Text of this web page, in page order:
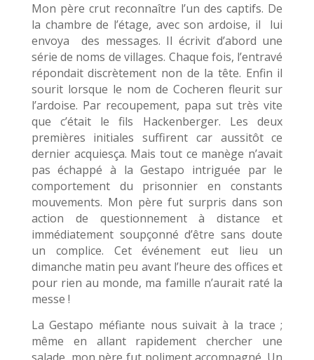
Mon père crut reconnaître l’un des captifs. De
la chambre de l’étage, avec son ardoise, il lui
envoya des messages. Il écrivit d’abord une
série de noms de villages. Chaque fois, l’entravé
répondait discrètement non de la tête. Enfin il
sourit lorsque le nom de Cocheren fleurit sur
l’ardoise. Par recoupement, papa sut très vite
que c’était le fils Hackenberger. Les deux
premières initiales suffirent car aussitôt ce
dernier acquiesça. Mais tout ce manège n’avait
pas échappé à la Gestapo intriguée par le
comportement du prisonnier en constants
mouvements. Mon père fut surpris dans son
action de questionnement à distance et
immédiatement soupçonné d’être sans doute
un complice. Cet événement eut lieu un
dimanche matin peu avant l’heure des offices et
pour rien au monde, ma famille n’aurait raté la
messe !
La Gestapo méfiante nous suivait à la trace ;
même en allant rapidement chercher une